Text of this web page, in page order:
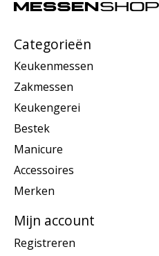
Categorieën
Keukenmessen
Zakmessen
Keukengerei
Bestek
Manicure
Accessoires
Merken
Mijn account
Registreren